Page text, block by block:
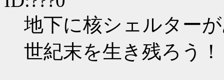
地下に核シェルター
世紀末を生き残ろう！